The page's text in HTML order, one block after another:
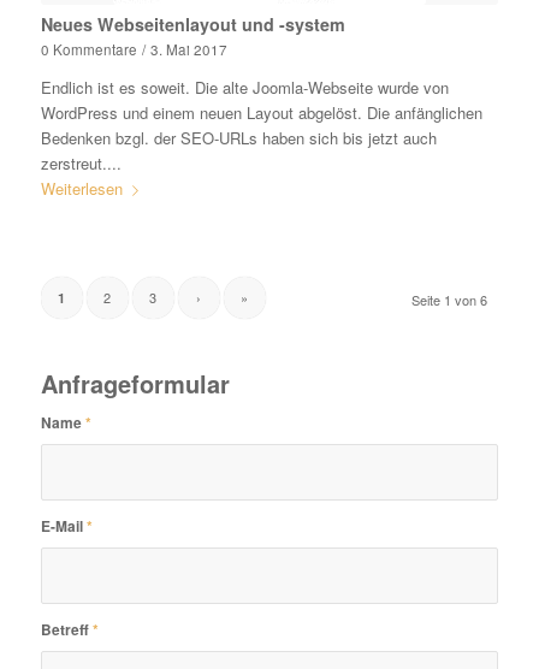
Neues Webseitenlayout und -system
0 Kommentare / 3. Mai 2017
Endlich ist es soweit. Die alte Joomla-Webseite wurde von
WordPress und einem neuen Layout abgelöst. Die anfänglichen
Bedenken bzgl. der SEO-URLs haben sich bis jetzt auch
zerstreut....
Weiterlesen
Seite 1 von 6
1 2 3 › »
Anfrageformular
Name*
E-Mail*
Betreff*